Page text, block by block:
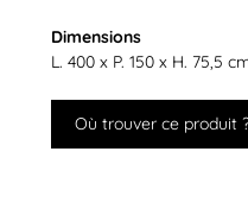
Dimensions
L. 400 x P. 150 x H. 75,5
Où trouver ce produit